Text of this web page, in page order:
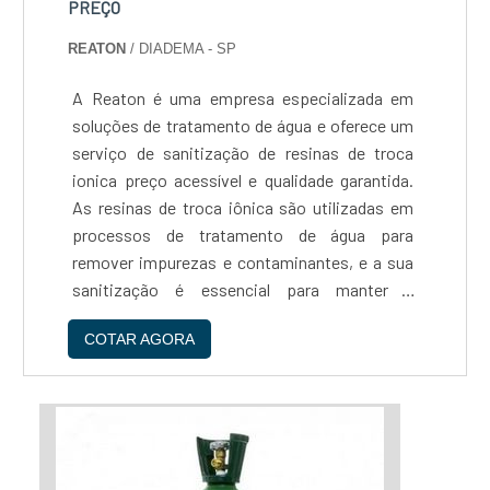
uma empresa de confiança, comprometida em
qualidade para seus clientes. Se você busca
um serviço de ativação de resinas ionica preço
justo e de confiança, não hesite em contatar a
Reaton....
PREÇO
REATON/ DIADEMA - SP
A Reaton é uma empresa especializada em
soluções de tratamento de água e oferece um
serviço de sanitização de resinas de troca
ionica preço acessível e qualidade garantida.
As resinas de troca iônica são utilizadas em
processos de tratamento de água para
remover impurezas e contaminantes, e a sua
sanitização é essencial para manter a
eficiência do processo e prolongar a vida útil
das resinas.O processo de sanitização da
Reaton é realizado por profissionais
altamente capacitados e utiliza produtos
eliminação de bactérias, fungos e outros
micro-organismos que possam comprometer
COTAR AGORA